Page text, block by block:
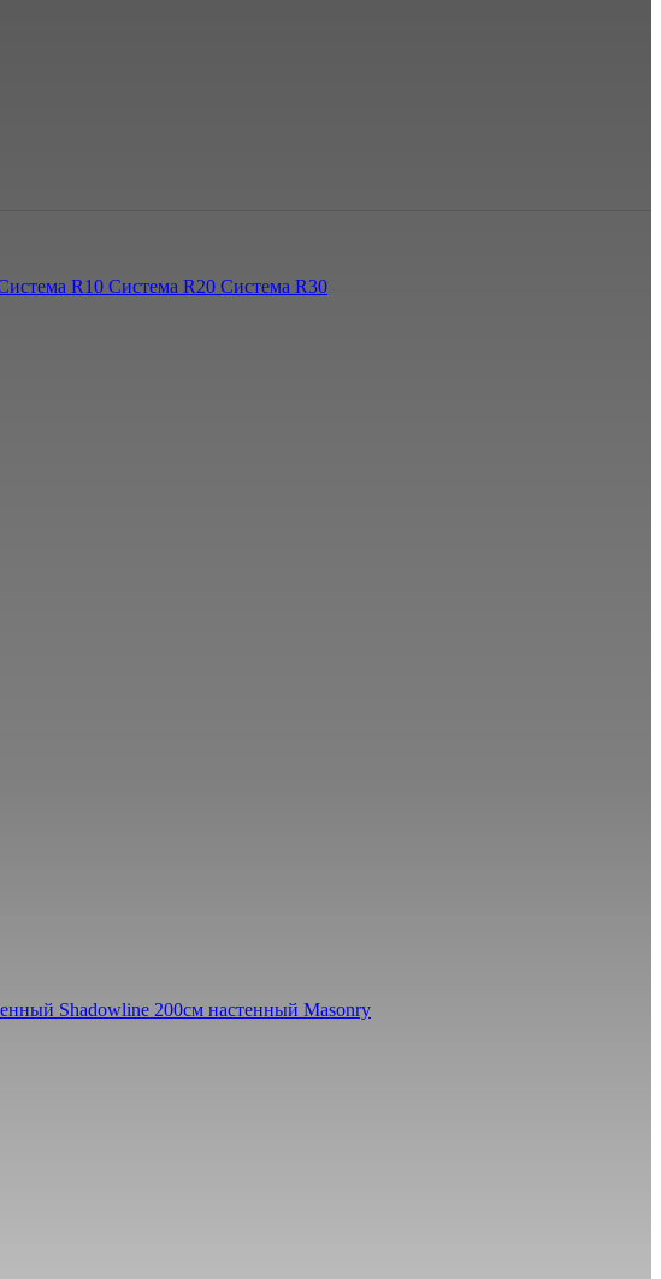
R10 Система R20 Система R30
Shadowline 200см настенный Masonry